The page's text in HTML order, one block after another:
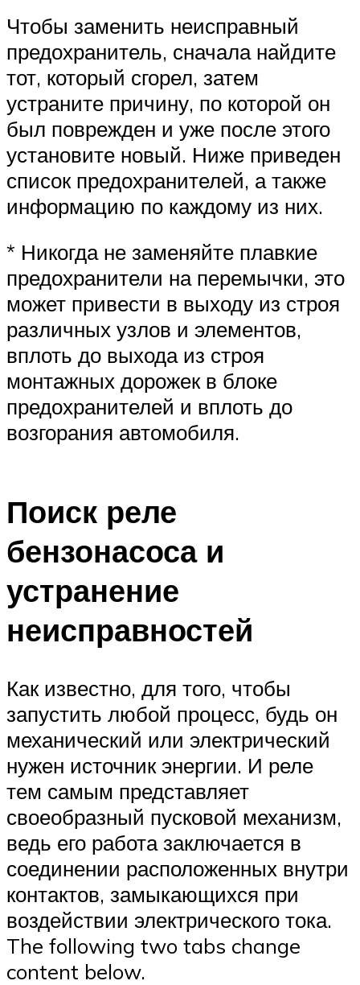
Чтобы заменить неисправный
предохранитель, сначала найдите
тот, который сгорел, затем
устраните причину, по которой он
был поврежден и уже после этого
установите новый. Ниже приведен
список предохранителей, а также
информацию по каждому из них.
* Никогда не заменяйте плавкие
предохранители на перемычки, это
может привести в выходу из строя
различных узлов и элементов,
вплоть до выхода из строя
монтажных дорожек в блоке
предохранителей и вплоть до
возгорания автомобиля.
Поиск реле
бензонасоса и
устранение
неисправностей
Как известно, для того, чтобы
запустить любой процесс, будь он
механический или электрический
нужен источник энергии. И реле
тем самым представляет
своеобразный пусковой механизм,
ведь его работа заключается в
соединении расположенных внутри
контактов, замыкающихся при
воздействии электрического тока.
The following two tabs change
content below.